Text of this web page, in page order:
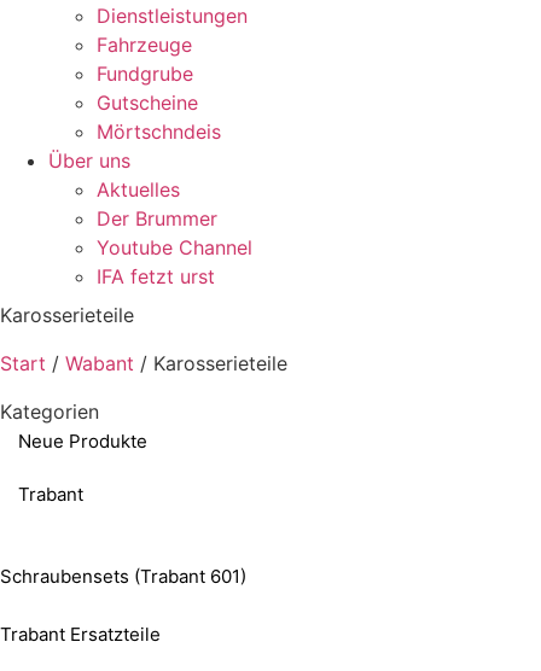
Dienstleistungen
Fahrzeuge
Fundgrube
Gutscheine
Mörtschndeis
Über uns
Aktuelles
Der Brummer
Youtube Channel
IFA fetzt urst
Karosserieteile
Start / Wabant / Karosserieteile
Kategorien
Neue Produkte
Trabant
Schraubensets (Trabant 601)
Trabant Ersatzteile